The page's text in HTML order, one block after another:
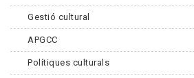
Gestió cultural
APGCC
Polítiques culturals